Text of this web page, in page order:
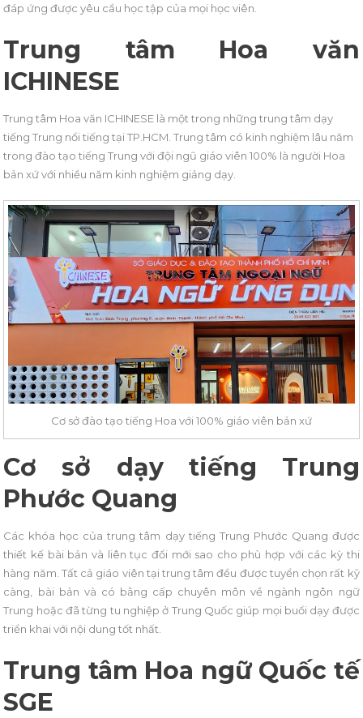
đáp ứng được yêu cầu học tập của mọi học viên.
Trung tâm Hoa văn
ICHINESE
Trung tâm Hoa văn ICHINESE là một trong những trung tâm dạy
tiếng Trung nổi tiếng tại TP.HCM. Trung tâm có kinh nghiệm lâu năm
trong đào tạo tiếng Trung với đội ngũ giáo viên 100% là người Hoa
bản xứ với nhiều năm kinh nghiệm giảng dạy.
Cơ sở đào tạo tiếng Hoa với 100% giáo viên bản xứ
Cơ sở dạy tiếng Trung
Phước Quang
Các khóa học của trung tâm dạy tiếng Trung Phước Quang được
thiết kế bài bản và liên tục đổi mới sao cho phù hợp với các kỳ thi
hàng năm. Tất cả giáo viên tại trung tâm đều được tuyển chọn rất kỹ
càng, bài bản và có bằng cấp chuyên môn về ngành ngôn ngữ
Trung hoặc đã từng tu nghiệp ở Trung Quốc giúp mọi buổi dạy được
triển khai với nội dung tốt nhất.
Trung tâm Hoa ngữ Quốc tế
SGE